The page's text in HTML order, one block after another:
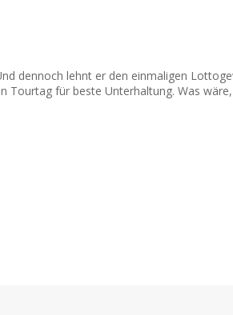
dennoch lehnt er den einmaligen
Tourtag für beste Unterhaltung. Was